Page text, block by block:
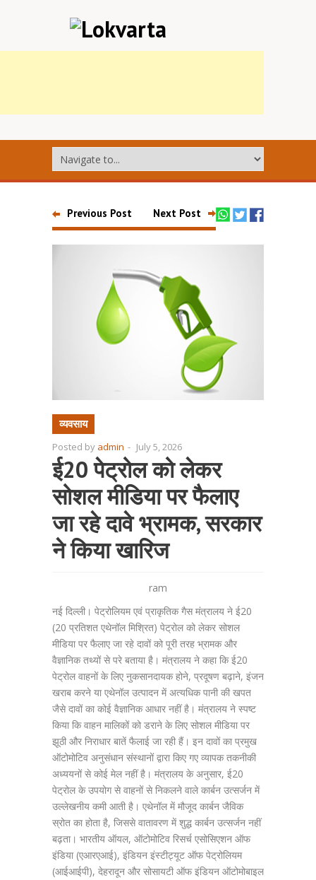
Previous Post Next Post
व्यवसाय
Posted by admin - July 5, 2026
ई20 पेट्रोल को लेकर
सोशल मीडिया पर फैलाए
जा रहे दावे भ्रामक, सरकार
ने किया खारिज
ram
नई दिल्ली। पेट्रोलियम एवं प्राकृतिक गैस मंत्रालय ने ई20
(20 प्रतिशत एथेनॉल मिश्रित) पेट्रोल को लेकर सोशल
मीडिया पर फैलाए जा रहे दावों को पूरी तरह भ्रामक और
वैज्ञानिक तथ्यों से परे बताया है। मंत्रालय ने कहा कि ई20
पेट्रोल वाहनों के लिए नुकसानदायक होने, प्रदूषण बढ़ाने, इंजन
खराब करने या एथेनॉल उत्पादन में अत्यधिक पानी की खपत
जैसे दावों का कोई वैज्ञानिक आधार नहीं है। मंत्रालय ने स्पष्ट
किया कि वाहन मालिकों को डराने के लिए सोशल मीडिया पर
झूठी और निराधार बातें फैलाई जा रही हैं। इन दावों का प्रमुख
ऑटोमोटिव अनुसंधान संस्थानों द्वारा किए गए व्यापक तकनीकी
अध्ययनों से कोई मेल नहीं है। मंत्रालय के अनुसार, ई20
पेट्रोल के उपयोग से वाहनों से निकलने वाले कार्बन उत्सर्जन में
उल्लेखनीय कमी आती है। एथेनॉल में मौजूद कार्बन जैविक
स्रोत का होता है, जिससे वातावरण में शुद्ध कार्बन उत्सर्जन नहीं
बढ़ता। भारतीय ऑयल, ऑटोमोटिव रिसर्च एसोसिएशन ऑफ
इंडिया (एआरएआई), इंडियन इंस्टीट्यूट ऑफ पेट्रोलियम
(आईआईपी), देहरादून और सोसायटी ऑफ इंडियन ऑटोमोबाइल